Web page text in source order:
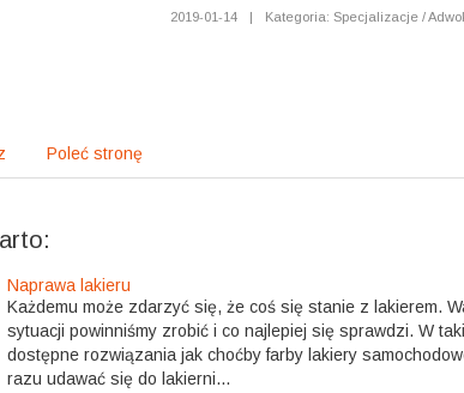
2019-01-14 | Kategoria: Specjalizacje /
Poleć stronę
Naprawa lakieru
Każdemu może zdarzyć się, że coś się stanie z lakierem.
sytuacji powinniśmy zrobić i co najlepiej się sprawdzi. W
dostępne rozwiązania jak choćby farby lakiery
razu udawać się do lakierni...